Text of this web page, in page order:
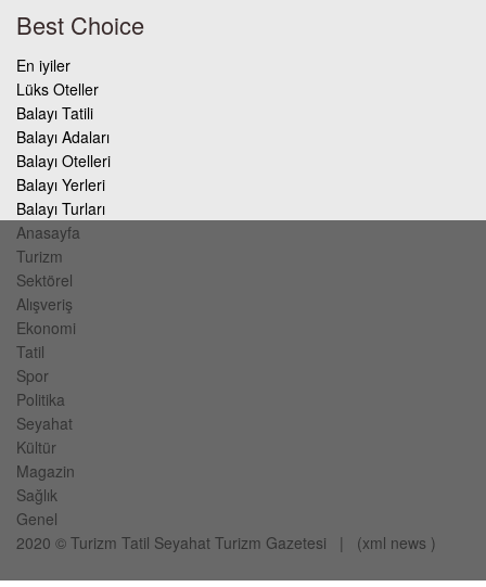
Best Choice
En iyiler
Lüks Oteller
Balayı Tatili
Balayı Adaları
Balayı Otelleri
Balayı Yerleri
Balayı Turları
Anasayfa
Turizm
Sektörel
Alışveriş
Ekonomi
Tatil
Spor
Politika
Seyahat
Kültür
Magazin
Sağlık
Genel
2020 © Turizm Tatil Seyahat Turizm Gazetesi | (xml news )